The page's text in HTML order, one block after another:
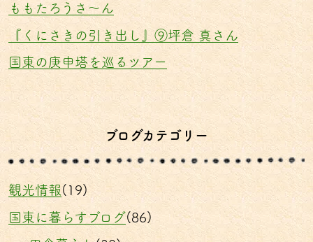
ももたろうさ〜ん
『くにさきの引き出し』⑨坪倉 真さん
国東の庚申塔を巡るツアー
ブログカテゴリー
観光情報 (19)
国東に暮らすブログ(86)